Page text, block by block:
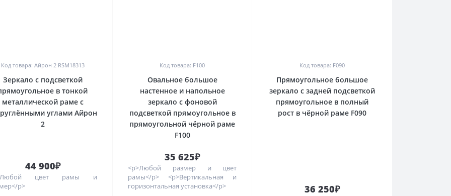
Код товара: Айрон 2 RSM18313
Зеркало с подсветкой
в тонкой
металлической раме с
углами Айрон
2
44 900₽
цвет рамы и
p>
Код товара: F100
Овальное большое
настенное и напольное
зеркало с фоновой
подсветкой прямоугольное в
прямоугольной чёрной раме
F100
35 625₽
<p>Любой размер и цвет
рамы</p> <p>Вертикальная и
горизонтальная установка</p>
Код товара: F090
Прямоугольное большое
зеркало с задней подсветкой
прямоугольное в полный
рост в чёрной раме F090
36 250₽